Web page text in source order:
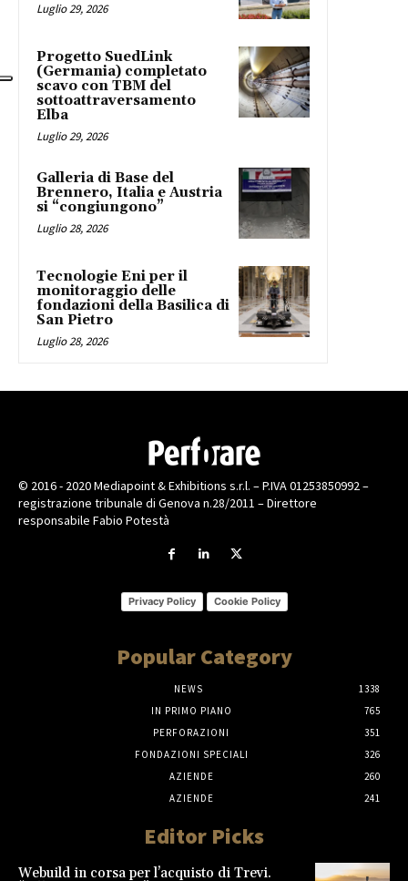
Luglio 29, 2026
Progetto SuedLink
(Germania) completato
scavo con TBM del
sottoattraversamento
Elba
Luglio 29, 2026
Galleria di Base del
Brennero, Italia e Austria
si “congiungono”
Luglio 28, 2026
Tecnologie Eni per il
monitoraggio delle
fondazioni della Basilica di
San Pietro
Luglio 28, 2026
© 2016 - 2020 Mediapoint & Exhibitions s.r.l. – P.IVA 01253850992 –
registrazione tribunale di Genova n.28/2011 – Direttore
responsabile Fabio Potestà
Privacy Policy Cookie Policy
Popular Category
NEWS
1338
IN PRIMO PIANO
765
PERFORAZIONI
351
FONDAZIONI SPECIALI
326
AZIENDE
260
AZIENDE
241
Editor Picks
Webuild in corsa per l’acquisto di Trevi.